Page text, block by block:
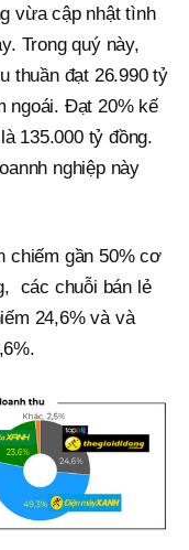
vừa cập nhật tình
Trong quý này,
thuần đạt 26.990 tỷ
ngoái. Đạt 20% kế
135.000 tỷ đồng.
nghiệp này
chiếm gần 50% cơ
các chuỗi bán lẻ
24,6% và và